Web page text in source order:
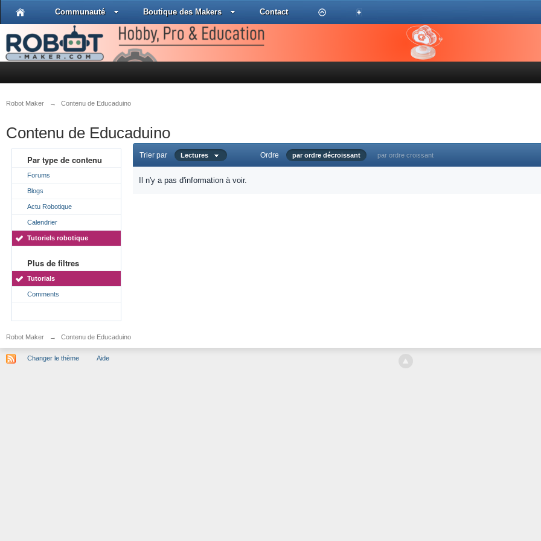
Communauté Boutique des Makers Contact
Robot Maker → Contenu de Educaduino
Contenu de Educaduino
Par type de contenu
Forums
Blogs
Actu Robotique
Calendrier
Tutoriels robotique
Plus de filtres
Tutorials
Comments
Trier par Lectures Ordre par ordre décroissant par ordre croissant
Il n'y a pas d'information à voir.
Robot Maker → Contenu de Educaduino
Changer le thème Aide